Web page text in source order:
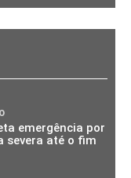
emergência por
severa até o fim